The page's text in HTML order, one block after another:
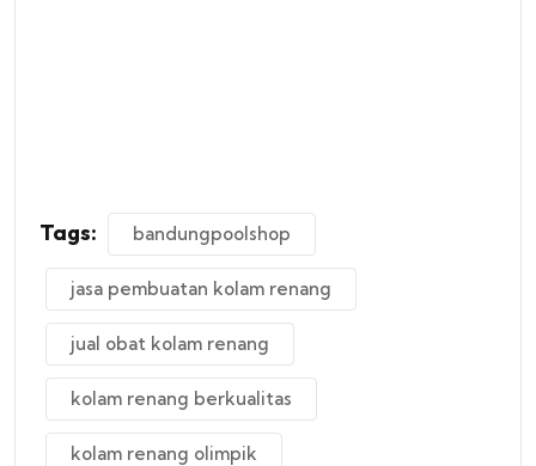
Tags: bandungpoolshop
jasa pembuatan kolam renang
jual obat kolam renang
kolam renang berkualitas
kolam renang olimpik